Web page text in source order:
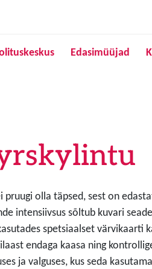
Edasimüüjad
pruugi olla täpsed, sest on
intensiivsus sõltub kuvari
spetsiaalset värvikaarti
endaga kaasa ning
ja valguses, kus seda